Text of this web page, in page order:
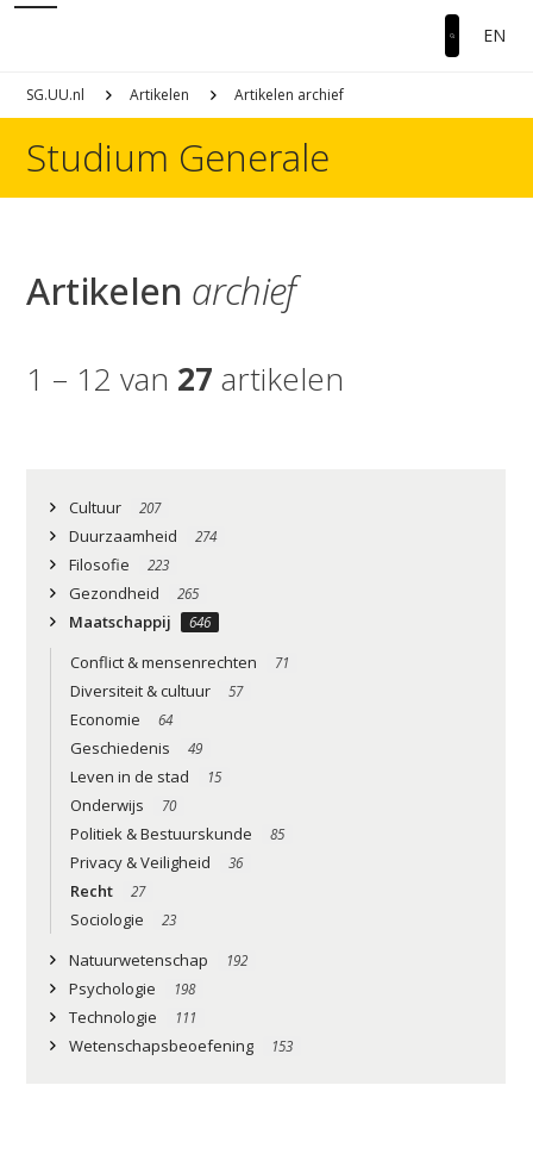
EN
SG.UU.nl Artikelen Artikelen archief
Studium Generale
Artikelen archief
1 – 12 van 27 artikelen
Cultuur 207
Duurzaamheid 274
Filosofie 223
Gezondheid 265
Maatschappij 646
Conflict & mensenrechten 71
Diversiteit & cultuur 57
Economie 64
Geschiedenis 49
Leven in de stad 15
Onderwijs 70
Politiek & Bestuurskunde 85
Privacy & Veiligheid 36
Recht 27
Sociologie 23
Natuurwetenschap 192
Psychologie 198
Technologie 111
Wetenschapsbeoefening 153